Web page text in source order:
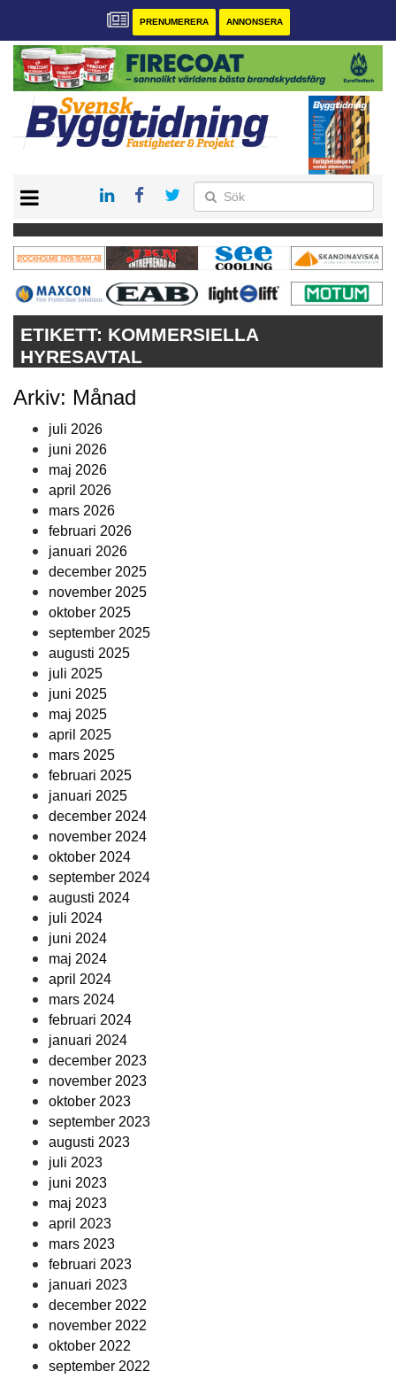
PRENUMERERA ANNONSERA
PRENUMERERA
VÅRA ANDRA MAGASIN
ANNONSERA
ETIKETT: KOMMERSIELLA
HYRESAVTAL
Arkiv: Månad
juli 2026
juni 2026
maj 2026
april 2026
mars 2026
februari 2026
januari 2026
december 2025
november 2025
oktober 2025
september 2025
augusti 2025
juli 2025
juni 2025
maj 2025
april 2025
mars 2025
februari 2025
januari 2025
december 2024
november 2024
oktober 2024
september 2024
augusti 2024
juli 2024
juni 2024
maj 2024
april 2024
mars 2024
februari 2024
januari 2024
december 2023
november 2023
oktober 2023
september 2023
augusti 2023
juli 2023
juni 2023
maj 2023
april 2023
mars 2023
februari 2023
januari 2023
december 2022
november 2022
oktober 2022
september 2022